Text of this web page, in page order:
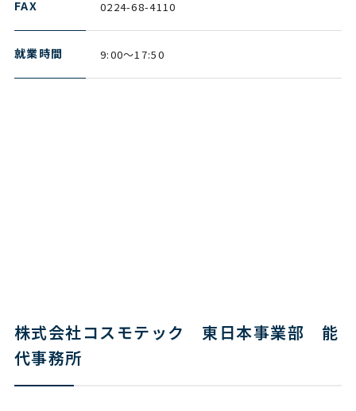
FAX 0224-68-4110
就業時間 9:00～17:50
株式会社コスモテック 東日本事業部 能
代事務所